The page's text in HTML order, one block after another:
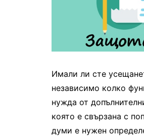
Имали ли сте
независимо колко
нужда от
която е свързана с
думи е нужен